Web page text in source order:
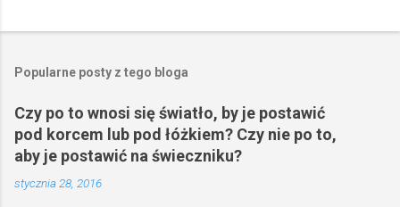
Popularne posty z tego bloga
Czy po to wnosi się światło, by je postawić
pod korcem lub pod łóżkiem? Czy nie po to,
aby je postawić na świeczniku?
stycznia 28, 2016